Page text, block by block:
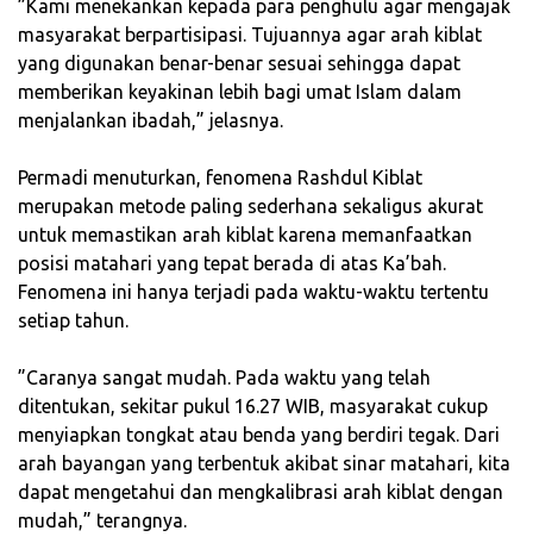
‎”Kami menekankan kepada para penghulu agar mengajak
masyarakat berpartisipasi. Tujuannya agar arah kiblat
yang digunakan benar-benar sesuai sehingga dapat
memberikan keyakinan lebih bagi umat Islam dalam
menjalankan ibadah,” jelasnya.
‎Permadi menuturkan, fenomena Rashdul Kiblat
merupakan metode paling sederhana sekaligus akurat
untuk memastikan arah kiblat karena memanfaatkan
posisi matahari yang tepat berada di atas Ka’bah.
Fenomena ini hanya terjadi pada waktu-waktu tertentu
setiap tahun.
‎”Caranya sangat mudah. Pada waktu yang telah
ditentukan, sekitar pukul 16.27 WIB, masyarakat cukup
menyiapkan tongkat atau benda yang berdiri tegak. Dari
arah bayangan yang terbentuk akibat sinar matahari, kita
dapat mengetahui dan mengkalibrasi arah kiblat dengan
mudah,” terangnya.